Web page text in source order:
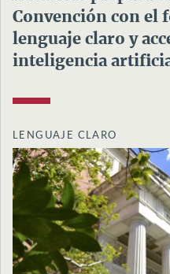
Convención con el
lenguaje claro y
inteligencia
LENGUAJE CLARO